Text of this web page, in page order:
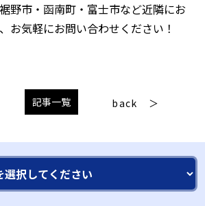
野市・函南町・富士市など近隣にお
お気軽にお問い合わせください！
記事一覧 back